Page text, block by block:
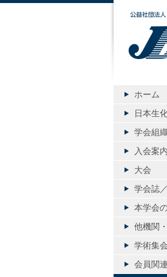
ホーム
日本生
学会組織
入会案内
大会
学会誌
本学会
他機関
学術集
会員関